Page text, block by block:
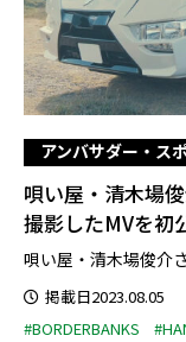
アンバサダー・ス
唄い屋・清木場
撮影したMVを初
唄い屋・清木場俊介
掲載日2023.08.05
#BORDERBANKS